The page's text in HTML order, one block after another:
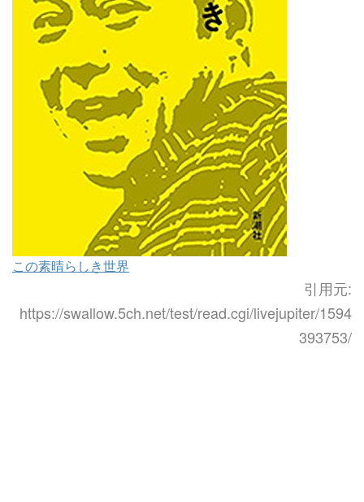
この素晴らしき世界
引用元:
https://swallow.5ch.net/test/read.cgi/livejupiter/1594
393753/